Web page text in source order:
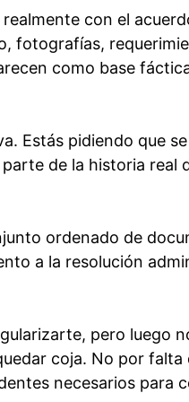
con el
fotografías,
como base
Estás pidiendo que
de la historia real
ordenado de
a la resolución
pero luego
coja. No por falta
necesarios para